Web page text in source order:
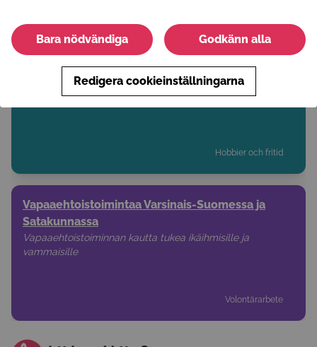
Keskustan Ikäihmisten olohuone
Ikäihmisten olohuone - kaikkien oululaisten ikäihmisten
kohtaamispaikka.
Hobbier och fritid
Vapaaehtoistoimintaa Varsinais-Suomessa ja
Satakunnassa
Vapaaehtoistoiminnan kautta tukea ikäihmisille ja
vammaisille
Volontärarbete
Bara nödvändiga Godkänn alla
Redigera cookieinställningarna